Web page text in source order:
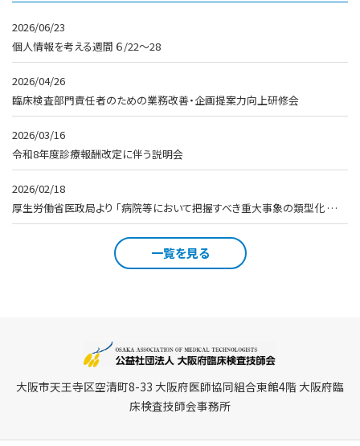
2026/06/23
個人情報を考える週間 ６/22～28
2026/04/26
臨床検査部門責任者のための業務改善・企画提案力向上研修会
2026/03/16
令和8年度診療報酬改定に伴う説明会
2026/02/18
厚生労働省医政局より 「病院等において把握すべき重大事象の類型化 …
一覧を見る
大阪市天王寺区空清町8-33 大阪府医師協同組合東館4階 大阪府臨
床検査技師会事務所